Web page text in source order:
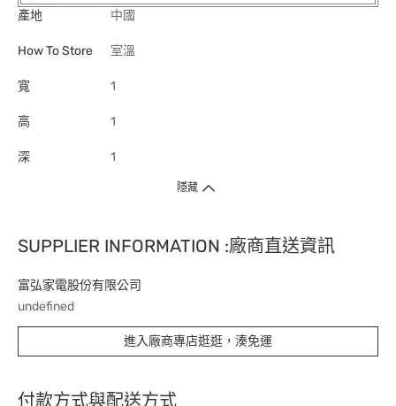
產地
中國
How To Store 室溫
寬 1
高 1
深 1
隱藏
SUPPLIER INFORMATION :廠商直送資訊
富弘家電股份有限公司
undefined
進入廠商專店逛逛，湊免運
付款方式與配送方式